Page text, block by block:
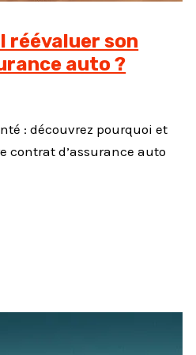
réévaluer son
auto ?
: découvrez pourquoi et
contrat d’assurance auto